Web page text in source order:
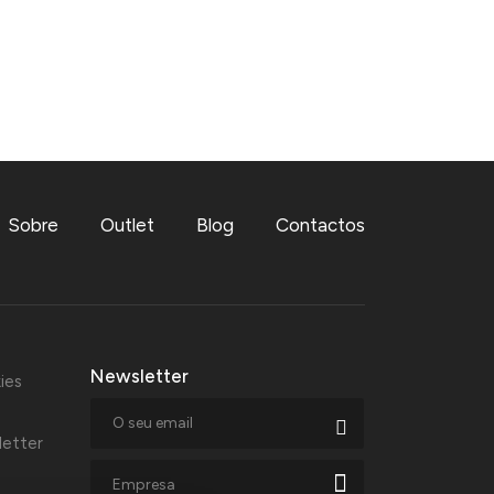
Sobre Outlet Blog Contactos
Newsletter